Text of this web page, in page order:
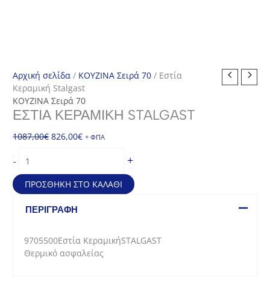
Αρχική σελίδα / ΚΟΥΖΙΝΑ Σειρά 70 / Εστία
Κεραμική Stalgast
ΚΟΥΖΙΝΑ Σειρά 70
ΕΣΤΊΑ ΚΕΡΑΜΙΚΉ STALGAST
1087,00€ Original
1087,00€.
826,00€Η
είναι:
826,00€.
+ ΦΠΑ
-
Κεραμική
Stalgast
ποσότητα
+
ΠΡΟΣΘΉΚΗ ΣΤΟ ΚΑΛΆΘΙ
ΠΕΡΙΓΡΑΦΉ
9705500Εστία ΚεραμικήSTALGAST
Θερμικό ασφαλείας